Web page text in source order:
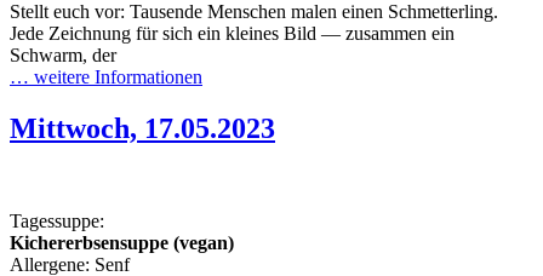
Stellt euch vor: Tausende Menschen malen einen Schmetterling.
Jede Zeichnung für sich ein kleines Bild — zusammen ein
Schwarm, der
… weitere Informationen
Mittwoch, 17.05.2023
Tagessuppe:
Kichererbsensuppe (vegan)
Allergene: Senf